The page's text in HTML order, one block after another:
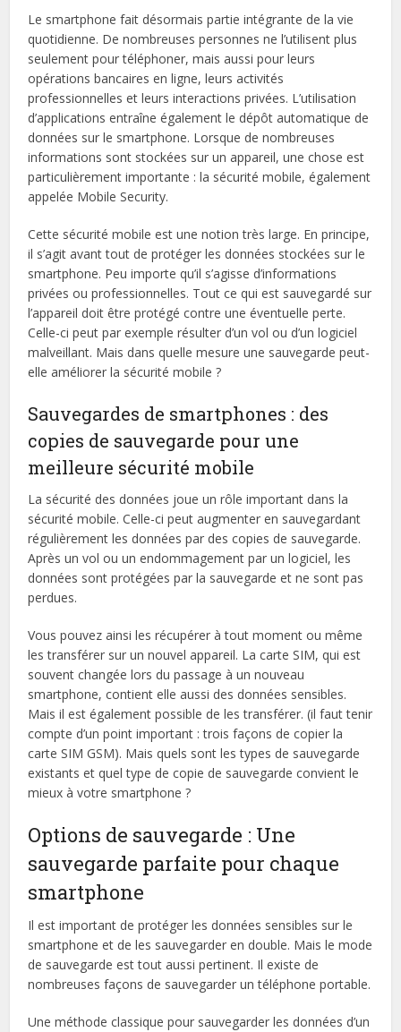
Le smartphone fait désormais partie intégrante de la vie
quotidienne. De nombreuses personnes ne l’utilisent plus
seulement pour téléphoner, mais aussi pour leurs
opérations bancaires en ligne, leurs activités
professionnelles et leurs interactions privées. L’utilisation
d’applications entraîne également le dépôt automatique de
données sur le smartphone. Lorsque de nombreuses
informations sont stockées sur un appareil, une chose est
particulièrement importante : la sécurité mobile, également
appelée Mobile Security.
Cette sécurité mobile est une notion très large. En principe,
il s’agit avant tout de protéger les données stockées sur le
smartphone. Peu importe qu’il s’agisse d’informations
privées ou professionnelles. Tout ce qui est sauvegardé sur
l’appareil doit être protégé contre une éventuelle perte.
Celle-ci peut par exemple résulter d’un vol ou d’un logiciel
malveillant. Mais dans quelle mesure une sauvegarde peut-
elle améliorer la sécurité mobile ?
Sauvegardes de smartphones : des
copies de sauvegarde pour une
meilleure sécurité mobile
La sécurité des données joue un rôle important dans la
sécurité mobile. Celle-ci peut augmenter en sauvegardant
régulièrement les données par des copies de sauvegarde.
Après un vol ou un endommagement par un logiciel, les
données sont protégées par la sauvegarde et ne sont pas
perdues.
Vous pouvez ainsi les récupérer à tout moment ou même
les transférer sur un nouvel appareil. La carte SIM, qui est
souvent changée lors du passage à un nouveau
smartphone, contient elle aussi des données sensibles.
Mais il est également possible de les transférer. (il faut tenir
compte d’un point important : trois façons de copier la
carte SIM GSM). Mais quels sont les types de sauvegarde
existants et quel type de copie de sauvegarde convient le
mieux à votre smartphone ?
Options de sauvegarde : Une
sauvegarde parfaite pour chaque
smartphone
Il est important de protéger les données sensibles sur le
smartphone et de les sauvegarder en double. Mais le mode
de sauvegarde est tout aussi pertinent. Il existe de
nombreuses façons de sauvegarder un téléphone portable.
Une méthode classique pour sauvegarder les données d’un